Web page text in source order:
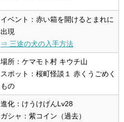
イベント：赤い箱を開けるとまれに
出現
⇒ 三途の犬の入手方法
場所：ケマモト村 キウチ山
スポット：桜町怪談１ 赤くうごめく
もの
進化：けうけげんLv28
ガシャ：紫コイン（過去）